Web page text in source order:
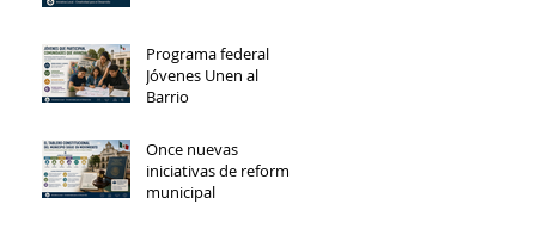
Programa federal
Jóvenes Unen al
Barrio
Once nuevas
iniciativas de reforma
municipal